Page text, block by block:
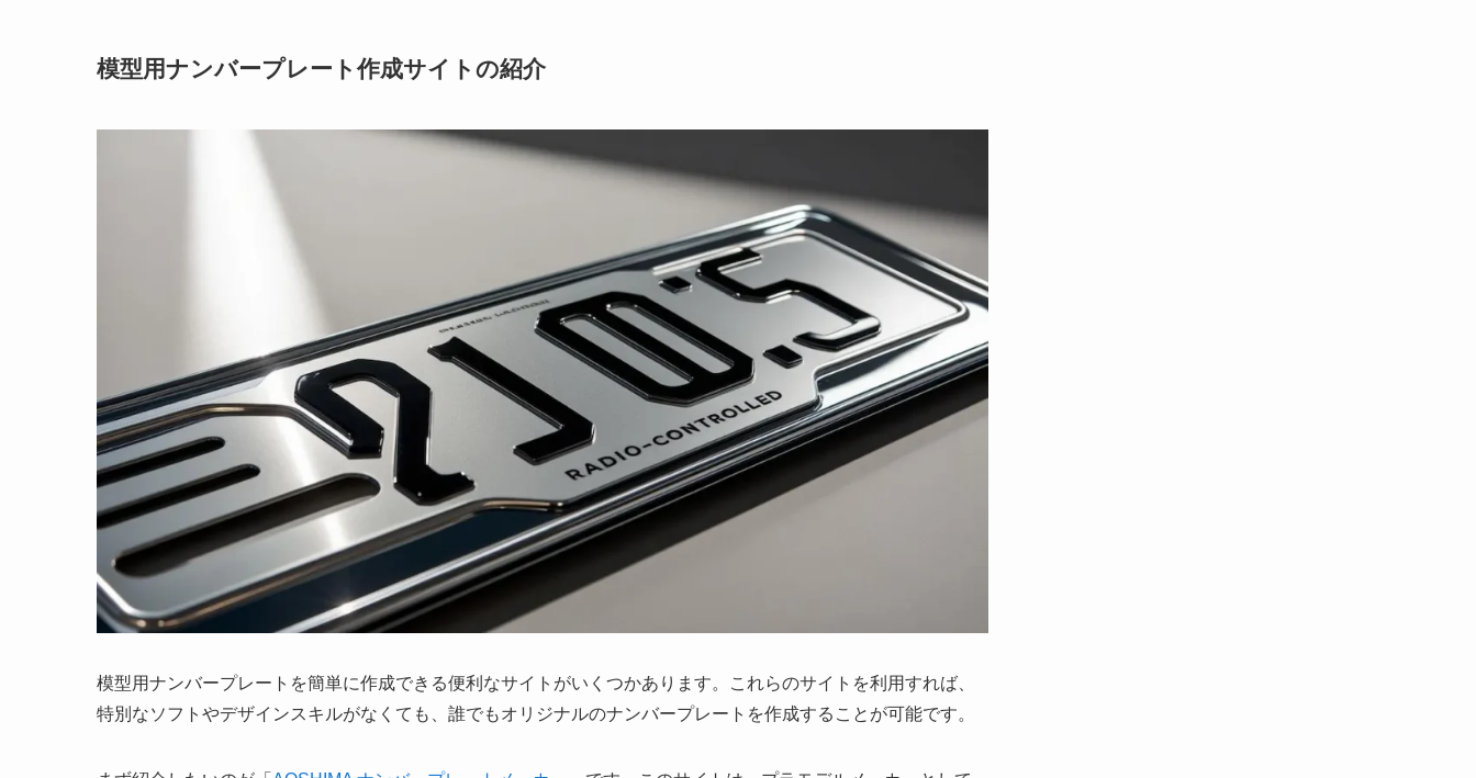
模型用ナンバープレート作成サイトの紹介
模型用ナンバープレートを簡単に作成できる便利なサイトがいくつかあります。これらのサイトを利用すれば、
特別なソフトやデザインスキルがなくても、誰でもオリジナルのナンバープレートを作成することが可能です。